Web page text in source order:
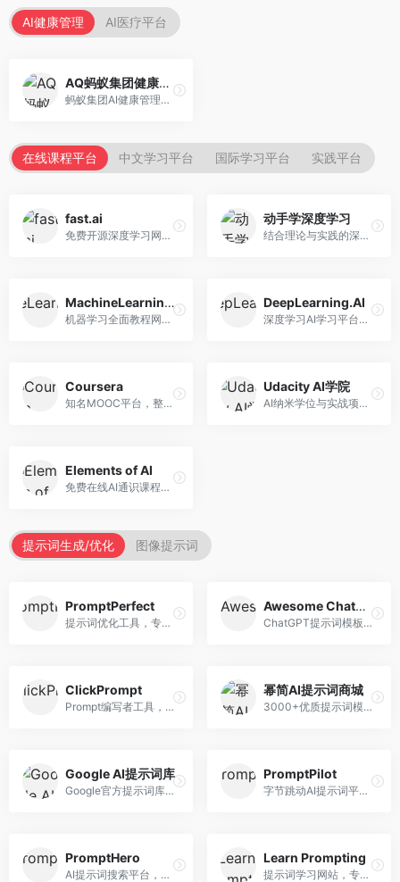
AI健康管理 AI医疗平台
AQ蚂蚁集团健康管家
蚂蚁集团AI健康管理服务，专注于个人健康监测。面向个人用户，提供健康评估、慢病管理、健康建议等服务，健康管理便捷。
在线课程平台 中文学习平台 国际学习平台 实践平台
fast.ai
免费开源深度学习网站，专注于实用AI教学。面向开发者，提供免费深度学习课程、实战项目、代码库等资源，学习门槛低。
动手学深度学习
结合理论与实践的深度学习教材，专注于代码驱动学习。面向学生和开发者，提供深度学习理论、代码实现、练习题等资源，学习体验好。
MachineLearningMastery
机器学习全面教程网站，专注于实用技能教学。面向开发者，提供机器学习算法、Python实现、项目实战等教程，实用性强。
DeepLearning.AI
深度学习AI学习平台，由吴恩达创立。面向AI学习者，提供深度学习专项课程、AI新闻、技术社区等资源，课程质量权威。
Coursera
知名MOOC平台，整合全球顶尖大学课程资源。面向学习者，提供AI、机器学习、深度学习等课程，证书认可度高，课程质量专业。
Udacity AI学院
AI纳米学位与实战项目平台，专注于职业导向学习。面向AI从业者，提供机器学习、深度学习、计算机视觉等纳米学位，项目实战性强。
Elements of AI
免费在线AI通识课程，专注于AI基础知识普及。面向普通大众，提供AI概念、原理、应用等入门知识，语言通俗易懂。
提示词生成/优化 图像提示词
PromptPerfect
提示词优化工具，专注于提示词质量提升。面向AI用户，提供提示词优化、效果测试、版本对比等服务，提示词优化专业。
Awesome ChatGPT Prompts
ChatGPT提示词模板库，专注于实用提示词收集。面向ChatGPT用户，提供提示词模板、使用场景、效果展示等资源，模板实用性强。
ClickPrompt
Prompt编写者工具，专注于提示词创作辅助。面向提示词创作者，提供提示词编辑、测试、分享等服务，创作工具完善。
幂简AI提示词商城
3000+优质提示词模板平台，专注于中文提示词。面向中文AI用户，提供提示词模板、分类检索、一键使用等服务，中文提示词丰富。
Google AI提示词库
Google官方提示词库，专注于Gemini模型优化。面向开发者，提供官方提示词指南、最佳实践、示例代码等资源，权威性强。
PromptPilot
字节跳动AI提示词平台，专注于提示词优化与管理。面向AI用户，提供提示词优化、效果测试、团队协作等服务，企业级功能完善。
PromptHero
AI提示词搜索平台，整合多种AI工具提示词资源。面向AI创作者，提供提示词搜索、模板库、社区分享等服务，提示词资源丰富。
Learn Prompting
提示词学习网站，专注于提示词工程教育。面向AI学习者，提供提示词教程、最佳实践、案例研究等资源，教学内容系统。